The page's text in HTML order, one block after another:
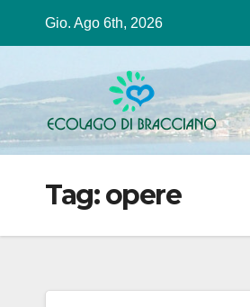
Gio. Ago 6th, 2026
Tag:opere